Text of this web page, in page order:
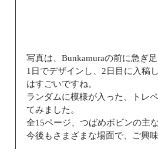
写真は、Bunkamuraの前に急ぎ
1日でデザインし、2日目に入稿
はすごいですね。
ランダムに模様が入った、トレ
てみました。
全15ページ、つばめボビンの主
今後もさまざまな場面で、ご興